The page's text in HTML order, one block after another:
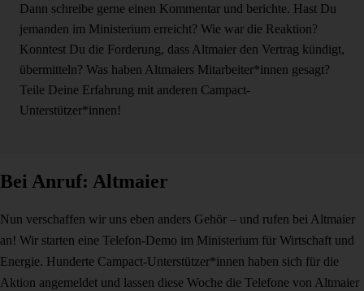
Dann schreibe gerne einen Kommentar und berichte. Hast Du
jemanden im Ministerium erreicht? Wie war die Reaktion?
Konntest Du die Forderung, dass Altmaier den Vertrag kündigt,
übermitteln? Was haben Altmaiers Mitarbeiter*innen gesagt?
Teile Deine Erfahrung mit anderen Campact-
Unterstützer*innen!
Bei Anruf: Altmaier
Nun verschaffen wir uns eben anders Gehör – und rufen bei Altmaier
an! Wir starten eine Telefon-Demo im Ministerium für Wirtschaft und
Energie. Hunderte Campact-Unterstützer*innen haben sich für die
Aktion angemeldet und lassen diese Woche die Telefone von Altmaier